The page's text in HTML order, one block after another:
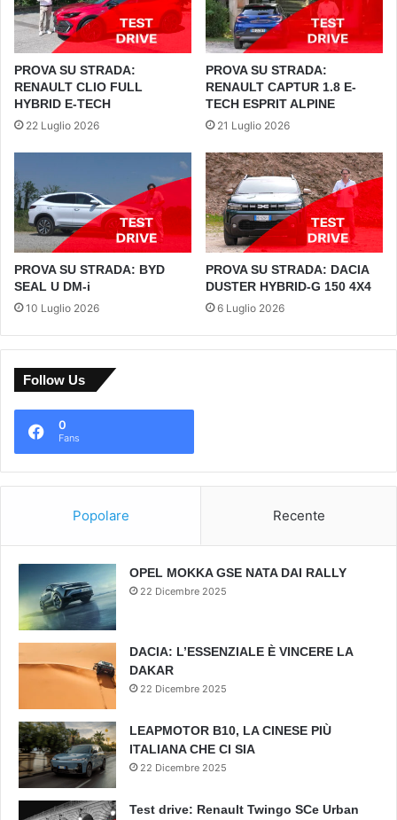
PROVA SU STRADA:
RENAULT CLIO FULL
HYBRID E-TECH
22 Luglio 2026
PROVA SU STRADA:
RENAULT CAPTUR 1.8 E-
TECH ESPRIT ALPINE
21 Luglio 2026
PROVA SU STRADA: BYD
SEAL U DM-i
10 Luglio 2026
PROVA SU STRADA: DACIA
DUSTER HYBRID-G 150 4X4
6 Luglio 2026
Follow Us
0
Fans
Popolare Recente
OPEL MOKKA GSE NATA DAI RALLY
22 Dicembre 2025
DACIA: L’ESSENZIALE È VINCERE LA
DAKAR
22 Dicembre 2025
LEAPMOTOR B10, LA CINESE PIÙ
ITALIANA CHE CI SIA
22 Dicembre 2025
Test drive: Renault Twingo SCe Urban